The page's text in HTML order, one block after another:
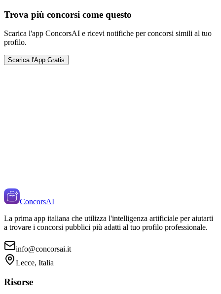
Trova più concorsi come questo
Scarica l'app ConcorsAI e ricevi notifiche per concorsi simili al tuo
profilo.
Scarica l'App Gratis
ConcorsAI
La prima app italiana che utilizza l'intelligenza artificiale per aiutarti
a trovare i concorsi pubblici più adatti al tuo profilo professionale.
info@concorsai.it
Lecce, Italia
Risorse